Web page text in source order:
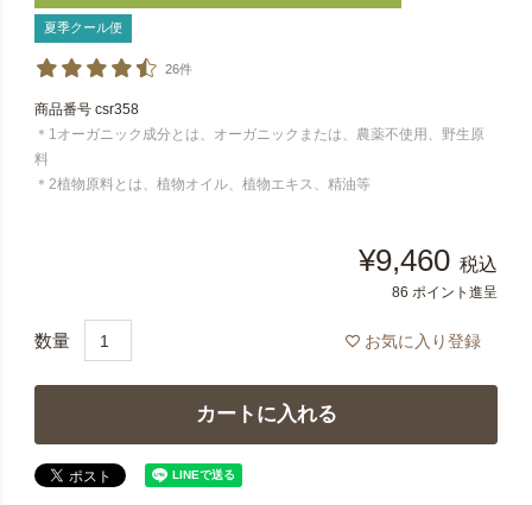
夏季クール便
26件
商品番号 csr358
＊1オーガニック成分とは、オーガニックまたは、農薬不使用、野生原
料
＊2植物原料とは、植物オイル、植物エキス、精油等
¥9,460 税込
86 ポイント進呈
お気に入り登録
カートに入れる